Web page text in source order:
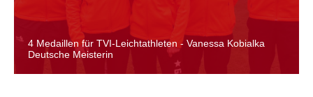
4 Medaillen für TVI-Leichtathleten - Vanessa Kobialka
Deutsche Meisterin